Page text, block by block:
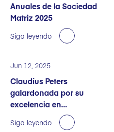
Anuales de la Sociedad
Matriz 2025
Siga leyendo
Jun 12, 2025
Claudius Peters
galardonada por su
excelencia en
sostenibilidad
Siga leyendo